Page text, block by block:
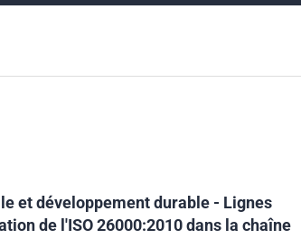
et développement durable - Lignes
de l'ISO 26000:2010 dans la chaîne